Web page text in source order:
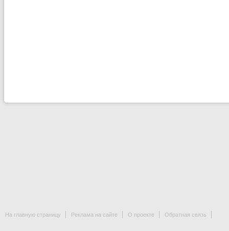
На главную страницу Реклама на сайте О проекте Обратная связь